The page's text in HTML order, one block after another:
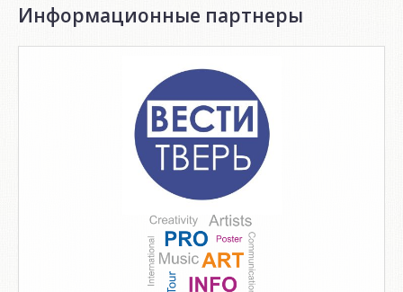
Информационные партнеры